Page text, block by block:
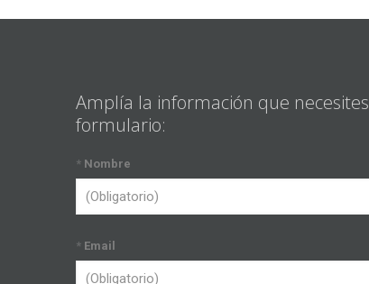
Amplía la información que
formulario:
* Nombre
* Email